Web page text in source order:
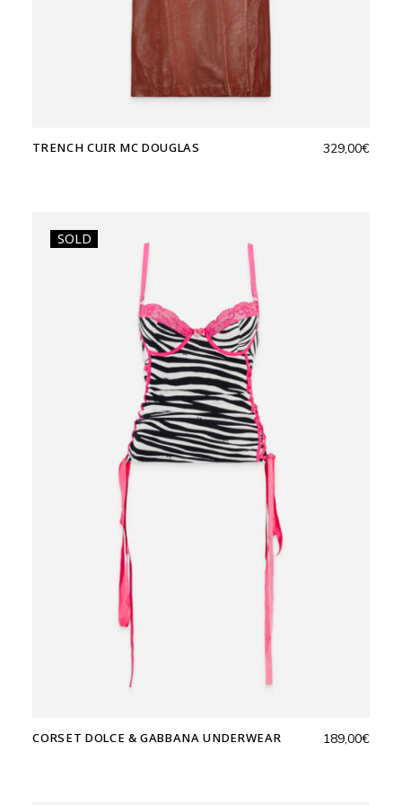
TRENCH CUIR MC DOUGLAS 329,00€
SOLD
CORSET DOLCE & GABBANA UNDERWEAR 189,00€